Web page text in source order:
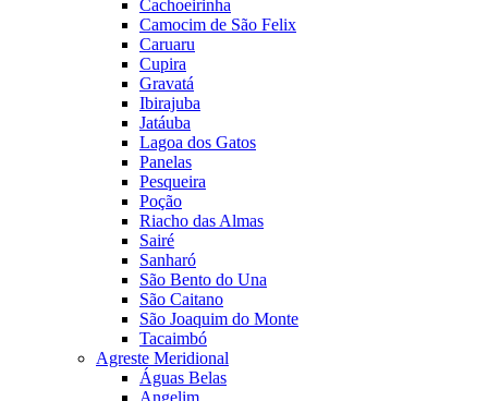
Cachoeirinha
Camocim de São Felix
Caruaru
Cupira
Gravatá
Ibirajuba
Jatáuba
Lagoa dos Gatos
Panelas
Pesqueira
Poção
Riacho das Almas
Sairé
Sanharó
São Bento do Una
São Caitano
São Joaquim do Monte
Tacaimbó
Agreste Meridional
Águas Belas
Angelim